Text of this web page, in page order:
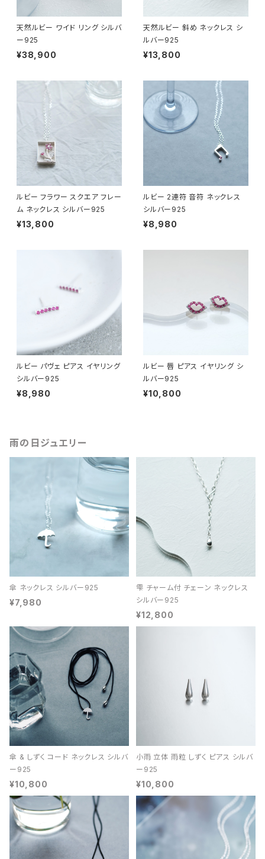
天然ルビー ワイド リング シルバ
ー925
¥38,900
天然ルビー 斜め ネックレス シ
ルバー925
¥13,800
ルビー フラワー スクエア フレー
ム ネックレス シルバー925
¥13,800
ルビー 2連符 音符 ネックレス
シルバー925
¥8,980
ルビー パヴェ ピアス イヤリング
シルバー925
¥8,980
ルビー 唇 ピアス イヤリング シ
ルバー925
¥10,800
雨の日ジュエリー
傘 ネックレス シルバー925
¥7,980
雫 チャーム付 チェーン ネックレス
シルバー925
¥12,800
傘 & しずく コード ネックレス シルバ
ー925
¥10,800
小雨 立体 雨粒 しずく ピアス シルバ
ー925
¥10,800